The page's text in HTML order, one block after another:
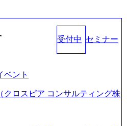
受付中 セミナー
ベント
クロスピア コンサルティング株